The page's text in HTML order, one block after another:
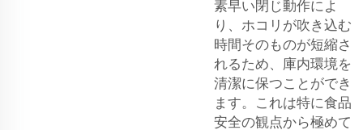
素早い閉じ動作によ
り、ホコリが吹き込む
時間そのものが短縮さ
れるため、庫内環境を
清潔に保つことができ
ます。これは特に食品
安全の観点から極めて